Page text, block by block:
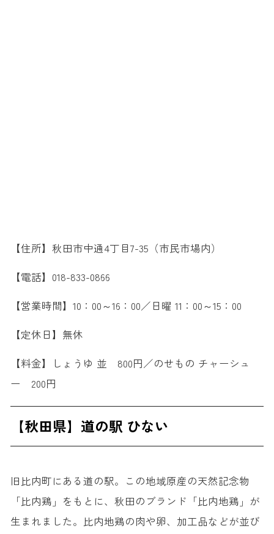
【住所】秋田市中通4丁目7-35（市民市場内）
【電話】018-833-0866
【営業時間】10：00～16：00／日曜 11：00～15：00
【定休日】無休
【料金】しょうゆ 並 800円／のせもの チャーシュ
ー 200円
【秋田県】道の駅 ひない
旧比内町にある道の駅。この地域原産の天然記念物
「比内鶏」をもとに、秋田のブランド「比内地鶏」が
生まれました。比内地鶏の肉や卵、加工品などが並び